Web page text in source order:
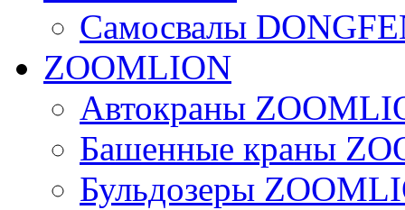
Самосвалы
ZOOMLION
Автокраны
Башенные краны
Бульдозеры